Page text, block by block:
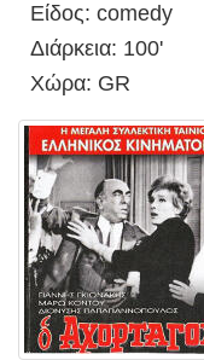
Είδος: comedy
Διάρκεια: 100'
Χώρα: GR